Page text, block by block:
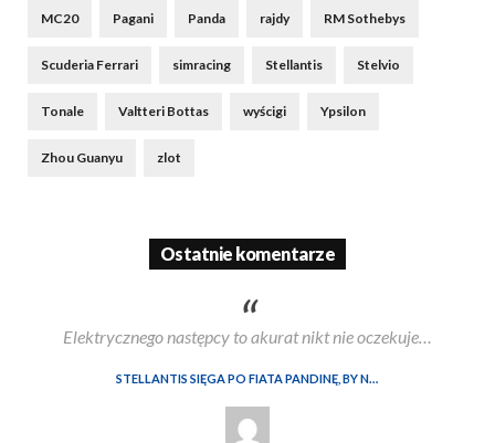
MC20 Pagani Panda rajdy RM Sothebys
Scuderia Ferrari simracing Stellantis Stelvio
Tonale Valtteri Bottas wyścigi Ypsilon
Zhou Guanyu zlot
Ostatnie komentarze
Elektrycznego następcy to akurat nikt nie oczekuje…
STELLANTIS SIĘGA PO FIATA PANDINĘ, BY NIE STRACIĆ MARKI AUTOBIANCHI. W TLE SPÓR Z WŁOSKIM RZĄDEM